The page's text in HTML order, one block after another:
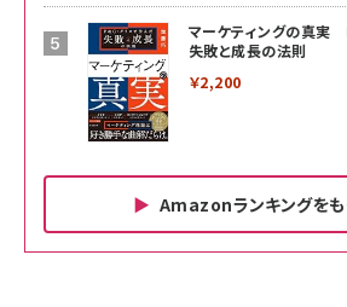
マーケティングの真実
失敗と成長の法則
￥2,200
Amazonランキングをも